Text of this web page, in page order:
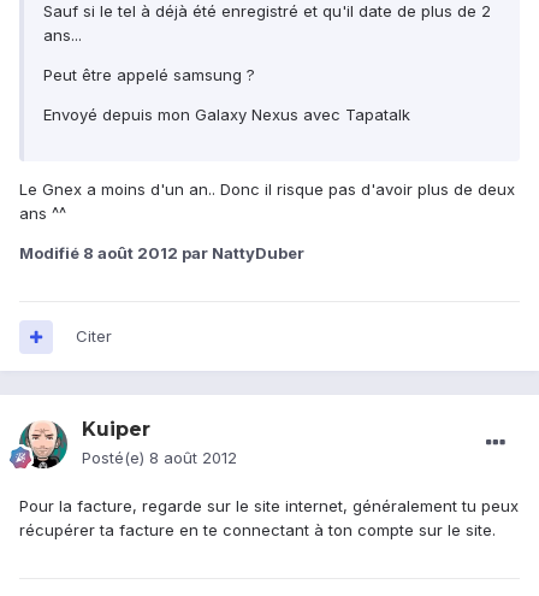
Sauf si le tel à déjà été enregistré et qu'il date de plus de 2
ans...
Peut être appelé samsung ?
Envoyé depuis mon Galaxy Nexus avec Tapatalk
Le Gnex a moins d'un an.. Donc il risque pas d'avoir plus de deux
ans ^^
Modifié 8 août 2012 par NattyDuber
Citer
Kuiper
Posté(e) 8 août 2012
Pour la facture, regarde sur le site internet, généralement tu peux
récupérer ta facture en te connectant à ton compte sur le site.